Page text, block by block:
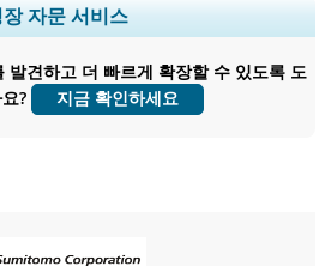
트 분석, 기업 프로필, 경쟁 벤치마킹, 및 최
사용자 인사이트.
지금 맞춤 설정
자문 서비스
발견하고 더 빠르게 확장할 수 있도록 도
?
지금 확인하세요